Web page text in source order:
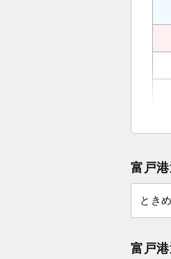
富戸
とき
富戸